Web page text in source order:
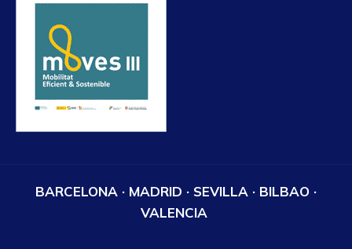
BARCELONA · MADRID · SEVILLA · BILBAO ·
VALENCIA